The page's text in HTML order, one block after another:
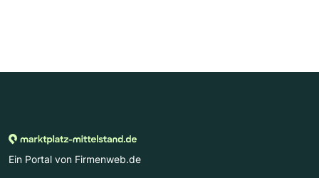
Ein Portal von Firmenweb.de